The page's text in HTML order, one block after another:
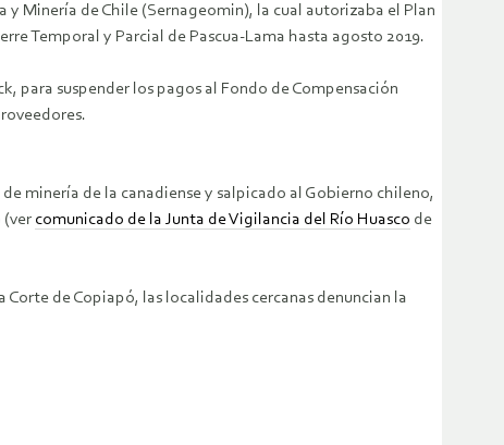
Minería de Chile (Sernageomin), la cual autorizaba el Plan
Temporal y Parcial de Pascua-Lama hasta agosto 2019.
para suspender los pagos al Fondo de Compensación
minería de la canadiense y salpicado al Gobierno chileno,
(ver comunicado de la Junta de Vigilancia del Río Huasco de
de Copiapó, las localidades cercanas denuncian la